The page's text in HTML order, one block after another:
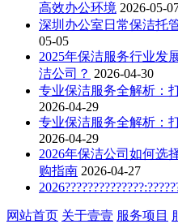
高效办公环境 2026-05-
深圳办公室日常保洁托
05-05
2025年保洁服务行业发
洁公司？ 2026-04-30
专业保洁服务全解析：
2026-04-29
专业保洁服务全解析：
2026-04-29
2026年保洁公司如何选
购指南 2026-04-27
网站首页 关于壹壹 服务项目